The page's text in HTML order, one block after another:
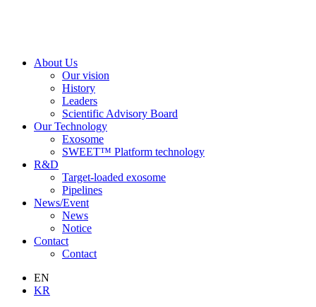
About Us
Our vision
History
Leaders
Scientific Advisory Board
Our Technology
Exosome
SWEET™ Platform technology
R&D
Target-loaded exosome
Pipelines
News/Event
News
Notice
Contact
Contact
EN
KR